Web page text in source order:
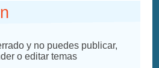
y no puedes publicar,
o editar temas